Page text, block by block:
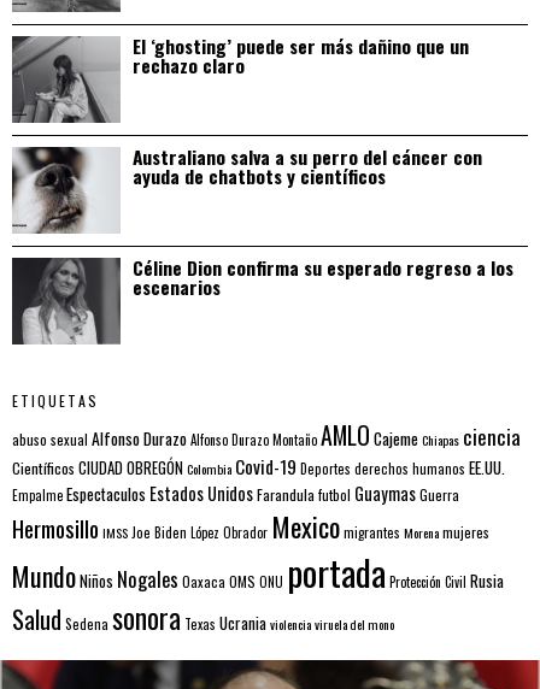
El ‘ghosting’ puede ser más dañino que un
rechazo claro
Australiano salva a su perro del cáncer con
ayuda de chatbots y científicos
Céline Dion confirma su esperado regreso a los
escenarios
ETIQUETAS
abuso sexual Alfonso DurazoAlfonso Durazo MontañoAMLO CajemeChiapas ciencia
Científicos CIUDAD OBREGÓNColombia Covid-19 Deportes derechos humanos EE.UU.
EmpalmeEspectaculos Estados UnidosFarandula futbol GuaymasGuerra
Hermosillo IMSS Joe Biden López Obrador Mexicomigrantes Morenamujeres
MundoNiños Nogales Oaxaca OMS ONU portada Protección Civil Rusia
Salud Sedena sonora Texas Ucraniaviolenciaviruela del mono